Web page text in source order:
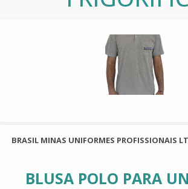
BRASIL MINAS UNIFORMES PROFISSIONAIS
BLUSA POLO PARA